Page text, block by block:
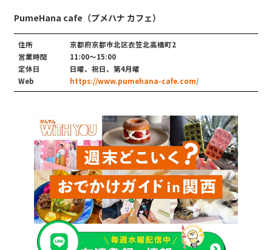
PumeHana cafe（プメハナ カフェ）
住所
京都府京都市北区衣笠北高橋町2
営業時間
11:00～15:00
定休日
日曜、祝日、第4月曜
Web
https://www.pumehana-cafe.com/